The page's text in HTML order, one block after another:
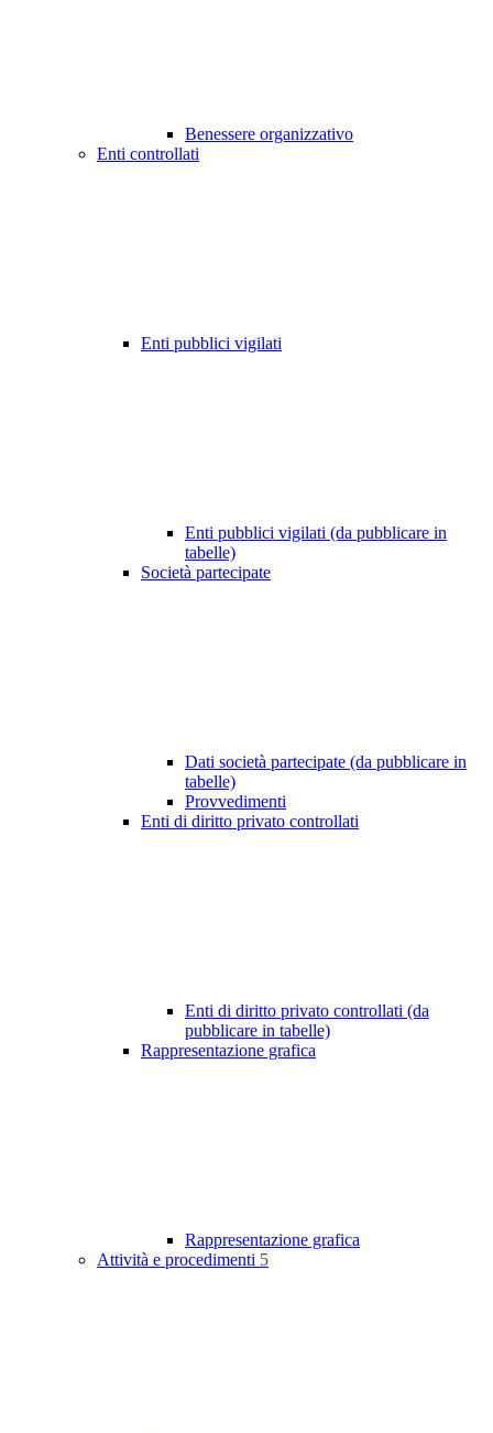
Benessere organizzativo
Enti controllati
Enti pubblici vigilati
Enti pubblici vigilati (da pubblicare in
tabelle)
Società partecipate
Dati società partecipate (da pubblicare in
tabelle)
Provvedimenti
Enti di diritto privato controllati
Enti di diritto privato controllati (da
pubblicare in tabelle)
Rappresentazione grafica
Rappresentazione grafica
Attività e procedimenti 5